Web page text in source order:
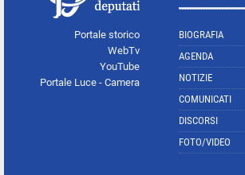
Portale storico
WebTv
YouTube
Portale Luce - Camera
BIOGRAFIA
AGENDA
NOTIZIE
COMUNICATI
DISCORSI
FOTO/VIDEO